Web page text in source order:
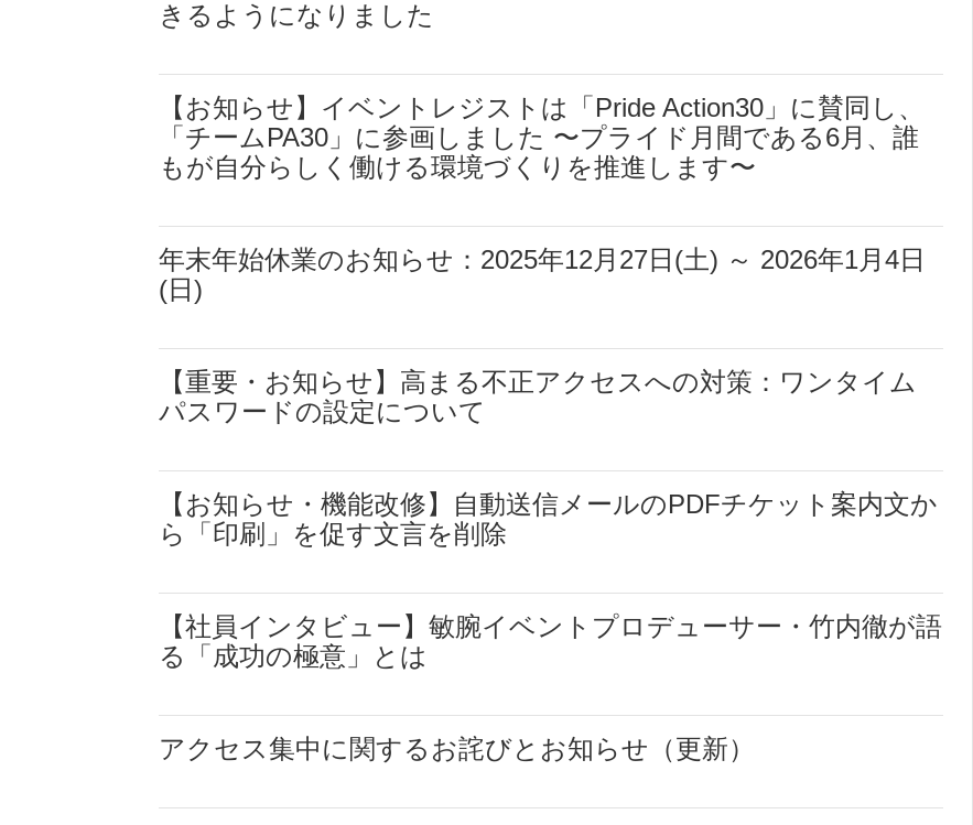
きるようになりました
【お知らせ】イベントレジストは「Pride Action30」に賛同し、
「チームPA30」に参画しました 〜プライド月間である6月、誰
もが自分らしく働ける環境づくりを推進します〜
年末年始休業のお知らせ：2025年12月27日(土) ～ 2026年1月4日
(日)
【重要・お知らせ】高まる不正アクセスへの対策：ワンタイム
パスワードの設定について
【お知らせ・機能改修】自動送信メールのPDFチケット案内文か
ら「印刷」を促す文言を削除
【社員インタビュー】敏腕イベントプロデューサー・竹内徹が語
る「成功の極意」とは
アクセス集中に関するお詫びとお知らせ（更新）